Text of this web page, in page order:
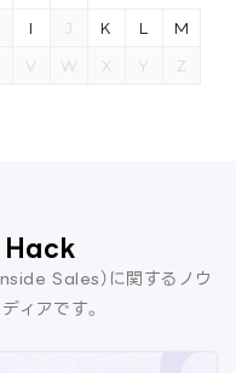
I J K L M
V W X Y Z
Sales）に関するノウ
ィアです。